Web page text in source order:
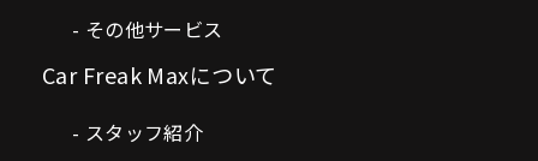
その他サービス
Car Freak Maxについて
スタッフ紹介